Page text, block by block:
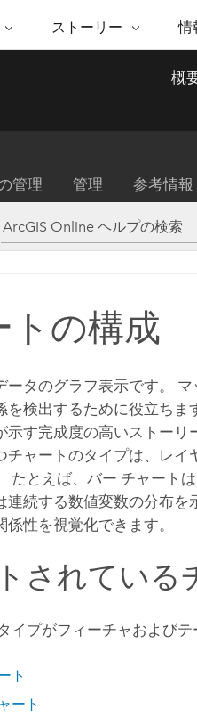
を分析に活用
ータの統合、編集、共有
注目のイニシアティブ
インフラスト
的アプローチは、
ロジェクトが周囲の
しているかをリー
インフラストラクチ
セルフサービス
ArcGIS ブログ
ドキュメント
ストーリー
ESRI ストーリー
Esri ブログ
実世界のグローバルな
技術革新
ー リーダーの声
すべてのストーリー
情
概
管理 管理 参考情報
トの構成
ータのグラフ表示です。
を検出するために役立ち
示す完成度の高いストー
チャートのタイプは、レ
たとえば、バー チャート
連続する数値変数の分布
性を視覚化できます。
されている
イプがフィーチャおよび
ト
ート